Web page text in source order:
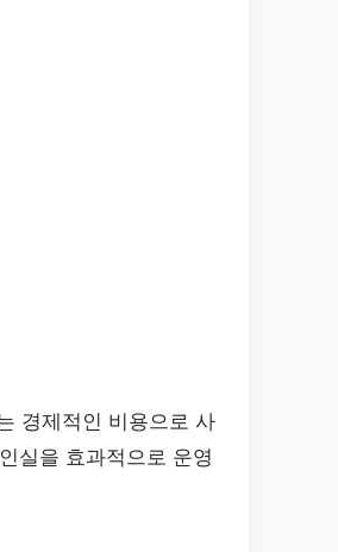
경제적인 비용으로 사
실을 효과적으로 운영